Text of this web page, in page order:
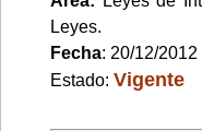
Leyes.
Fecha: 20/12/2012
Estado: Vigente